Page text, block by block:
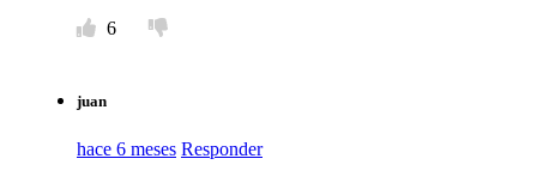
6
juan
hace 6 meses Responder